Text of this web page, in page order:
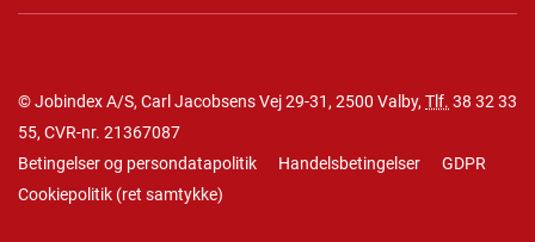
© Jobindex A/S, Carl Jacobsens Vej 29-31, 2500 Valby, Tlf. 38 32 33
55, CVR-nr. 21367087
Betingelser og persondatapolitik
Handelsbetingelser
GDPR
Cookiepolitik (ret samtykke)